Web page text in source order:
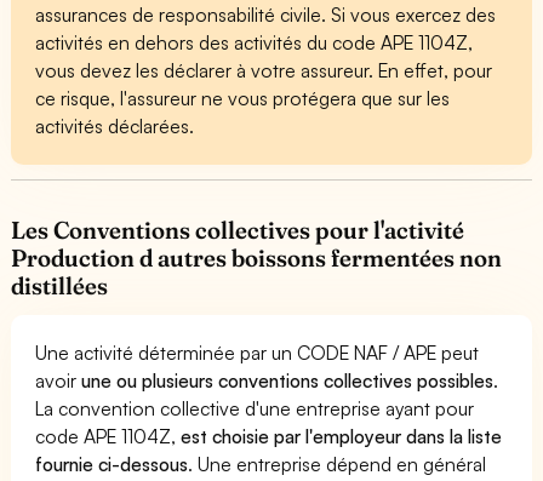
assurances de responsabilité civile. Si vous exercez des
activités en dehors des activités du code APE 1104Z,
vous devez les déclarer à votre assureur. En effet, pour
ce risque, l'assureur ne vous protégera que sur les
activités déclarées.
Les Conventions collectives pour l'activité
Production d autres boissons fermentées non
distillées
Une activité déterminée par un CODE NAF / APE peut
avoirune ou plusieurs conventions collectives possibles.
La convention collective d'une entreprise ayant pour
code APE 1104Z,est choisie par l'employeur dans la liste
fournie ci-dessous. Une entreprise dépend en général